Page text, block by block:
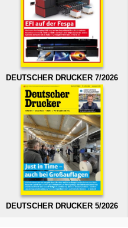
DEUTSCHER DRUCKER 7/2026
DEUTSCHER DRUCKER 5/2026